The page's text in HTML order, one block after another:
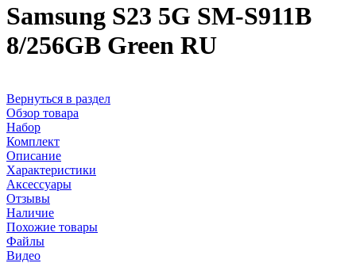
Samsung S23 5G SM-S911B
8/256GB Green RU
Вернуться в раздел
Обзор товара
Набор
Комплект
Описание
Характеристики
Аксессуары
Отзывы
Наличие
Похожие товары
Файлы
Видео